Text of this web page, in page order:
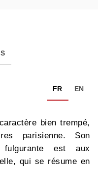
FR EN
bien trempé,
parisienne. Son
fulgurante est aux
qui se résume en